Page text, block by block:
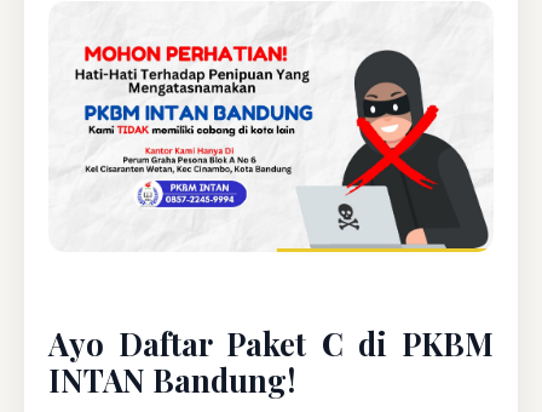
Ayo Daftar Paket C di PKBM
INTAN Bandung!